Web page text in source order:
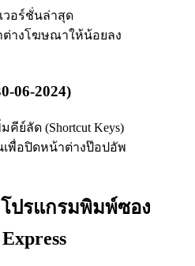
วอร์ชั่นล่าสุด
ต่างโฆษณาให้น้อยลง
06-2024)
ย์ลัด (Shortcut Keys)
เพื่อปิดหน้าต่างป๊อปอัพ
โปรแกรมพิมพ์ซอง